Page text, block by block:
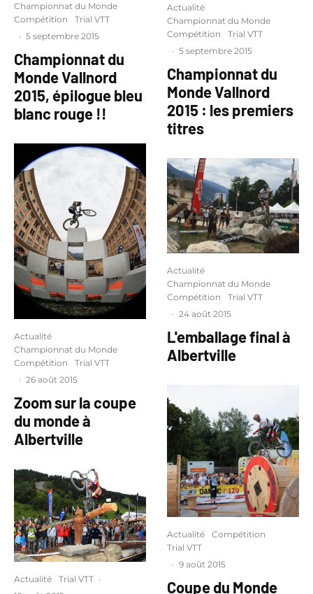
Championnat du Monde
Compétition
Trial VTT
· 5 septembre 2015
Championnat du
Monde Vallnord
2015, épilogue bleu
blanc rouge !!
Actualité
Championnat du Monde
Compétition
Trial VTT
· 26 août 2015
Zoom sur la coupe
du monde à
Albertville
Actualité Trial VTT ·
Actualité
Championnat du Monde
Compétition
Trial VTT
· 5 septembre 2015
Championnat du
Monde Vallnord
2015 : les premiers
titres
Actualité
Championnat du Monde
Compétition
Trial VTT
· 24 août 2015
L'emballage final à
Albertville
Actualité
Compétition
Trial VTT
· 9 août 2015
Coupe du Monde